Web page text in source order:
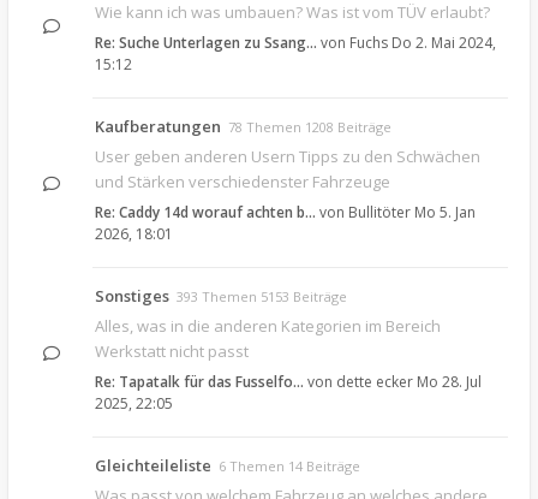
Wie kann ich was umbauen? Was ist vom TÜV erlaubt?
Re: Suche Unterlagen zu Ssang… von Fuchs Do 2. Mai 2024,
15:12
Kaufberatungen 78 Themen 1208 Beiträge
User geben anderen Usern Tipps zu den Schwächen
und Stärken verschiedenster Fahrzeuge
Re: Caddy 14d worauf achten b… von Bullitöter Mo 5. Jan
2026, 18:01
Sonstiges 393 Themen 5153 Beiträge
Alles, was in die anderen Kategorien im Bereich
Werkstatt nicht passt
Re: Tapatalk für das Fusselfo… von dette ecker Mo 28. Jul
2025, 22:05
Gleichteileliste 6 Themen 14 Beiträge